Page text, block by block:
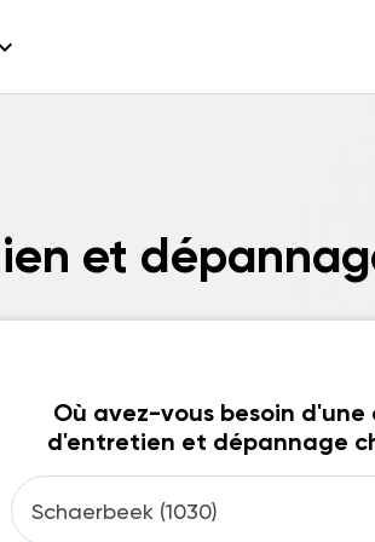
et
Où avez-vous besoin d'une
d'entretien et dépannage